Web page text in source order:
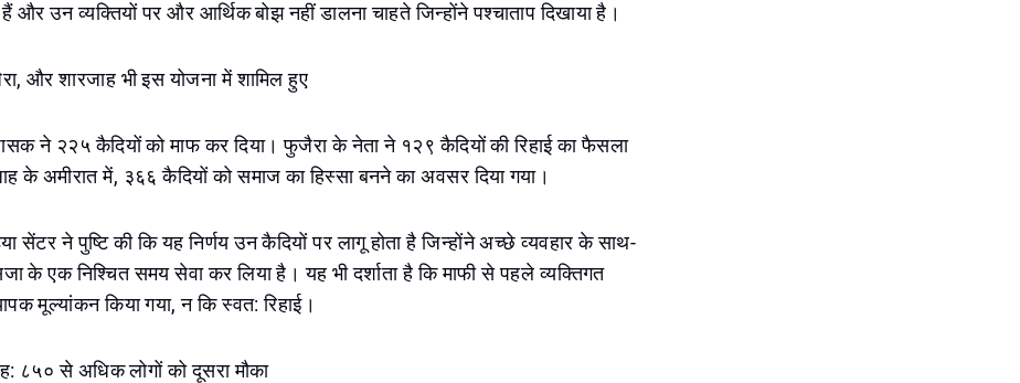
और उन व्यक्तियों पर और आर्थिक बोझ नहीं डालना चाहते जिन्होंने पश्चाताप दिखाया है।
और शारजाह भी इस योजना में शामिल हुए
ने २२५ कैदियों को माफ कर दिया। फुजैरा के नेता ने १२९ कैदियों की रिहाई का फैसला
के अमीरात में, ३६६ कैदियों को समाज का हिस्सा बनने का अवसर दिया गया।
सेंटर ने पुष्टि की कि यह निर्णय उन कैदियों पर लागू होता है जिन्होंने अच्छे व्यवहार के साथ-
के एक निश्चित समय सेवा कर लिया है। यह भी दर्शाता है कि माफी से पहले व्यक्तिगत
मूल्यांकन किया गया, न कि स्वत: रिहाई।
८५० से अधिक लोगों को दूसरा मौका